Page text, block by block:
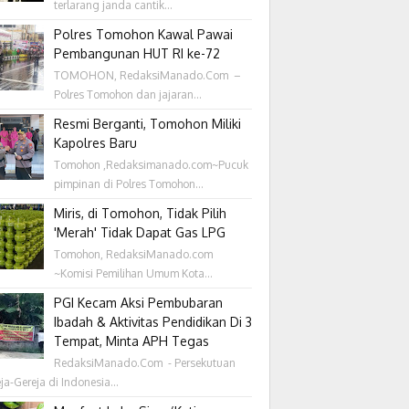
terlarang janda cantik...
Polres Tomohon Kawal Pawai
Pembangunan HUT RI ke-72
TOMOHON, RedaksiManado.Com –
Polres Tomohon dan jajaran...
Resmi Berganti, Tomohon Miliki
Kapolres Baru
Tomohon ,Redaksimanado.com~Pucuk
pimpinan di Polres Tomohon...
Miris, di Tomohon, Tidak Pilih
'Merah' Tidak Dapat Gas LPG
Tomohon, RedaksiManado.com
~Komisi Pemilihan Umum Kota...
PGI Kecam Aksi Pembubaran
Ibadah & Aktivitas Pendidikan Di 3
Tempat, Minta APH Tegas
RedaksiManado.Com - Persekutuan
Gereja di Indonesia...